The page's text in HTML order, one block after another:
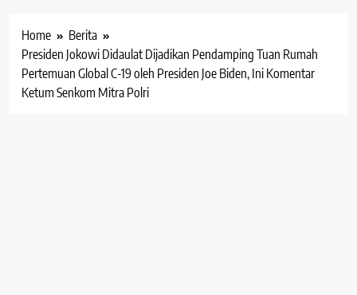
Home
Berita
Presiden Jokowi Didaulat Dijadikan Pendamping Tuan Rumah
Pertemuan Global C-19 oleh Presiden Joe Biden, Ini Komentar
Ketum Senkom Mitra Polri